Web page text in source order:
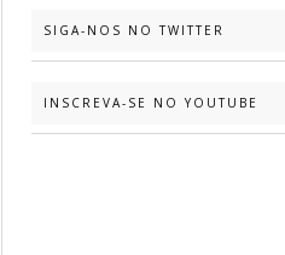
SIGA-NOS NO TWITTER
INSCREVA-SE NO YOUTUBE